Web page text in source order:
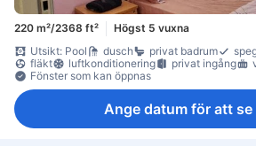
220 m²/2368 ft²
Högst 5 vuxna
Utsikt: Pool
dusch privat badrum
fläkt
luftkonditionering privat ingång
Fönster som kan öppnas
Ange datum för att se